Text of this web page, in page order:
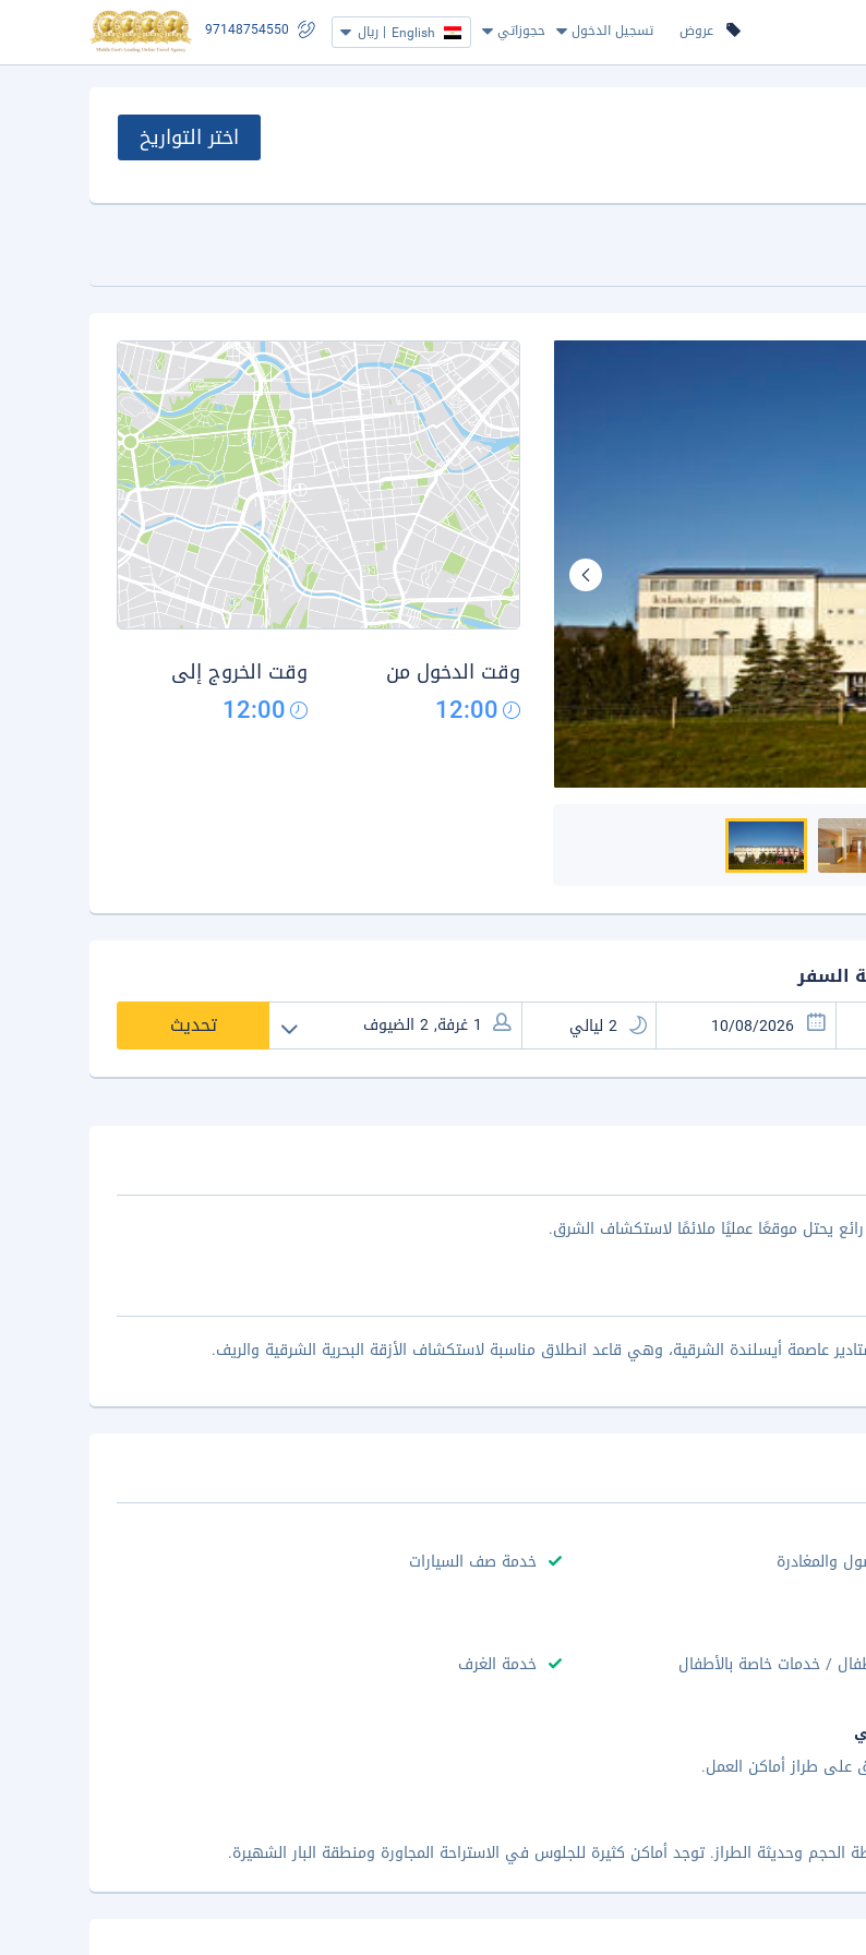
عروض تسجيل الدخول حجوزاتي English
| ريال 97148754550
اختر التواريخ
وقت الدخول من
12:00
وقت الخروج إلى
12:00
السفر
تحديث
يحتل موقعًا عمليًا ملائمًا لاستكشاف الشرق.
عاصمة أيسلندة الشرقية، وهي قاعد انطلاق مناسبة لاستكشاف الأزقة البحرية الشرقية والريف.
والمغادرة
خدمة صف السيارات
/ خدمات خاصة بالأطفال
خدمة الغرف
طراز أماكن العمل.
الحجم وحديثة الطراز. توجد أماكن كثيرة للجلوس في الاستراحة المجاورة ومنطقة البار الشهيرة.